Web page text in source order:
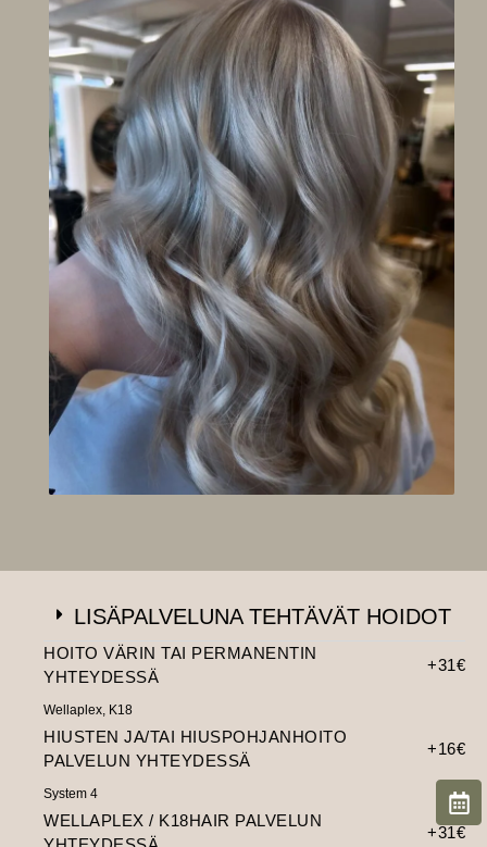
LISÄPALVELUNA TEHTÄVÄT HOIDOT
HOITO VÄRIN TAI PERMANENTIN
YHTEYDESSÄ
+31€
Wellaplex, K18
HIUSTEN JA/TAI HIUSPOHJANHOITO
PALVELUN YHTEYDESSÄ
+16€
System 4
WELLAPLEX / K18HAIR PALVELUN
+31€